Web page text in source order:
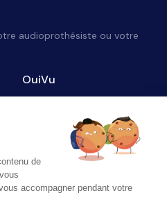
audioprothésiste ou votre
OuiVu
Qui sommes-nous ?
Nous contacter
Accès professionnel
de
accompagner pendant votre